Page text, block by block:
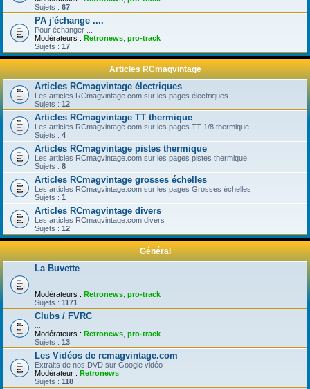
Sujets : 67
PA j'échange ....
Pour échanger ...
Modérateurs : Retronews, pro-track
Sujets : 17
Articles RCmagvintage
Articles RCmagvintage électriques
Les articles RCmagvintage.com sur les pages électriques
Sujets : 12
Articles RCmagvintage TT thermique
Les articles RCmagvintage.com sur les pages TT 1/8 thermique
Sujets : 4
Articles RCmagvintage pistes thermique
Les articles RCmagvintage.com sur les pages pistes thermique
Sujets : 8
Articles RCmagvintage grosses échelles
Les articles RCmagvintage.com sur les pages Grosses échelles
Sujets : 1
Articles RCmagvintage divers
Les articles RCmagvintage.com divers
Sujets : 12
Général
La Buvette
...
Modérateurs : Retronews, pro-track
Sujets : 1171
Clubs / FVRC
...
Modérateurs : Retronews, pro-track
Sujets : 13
Les Vidéos de rcmagvintage.com
Extraits de nos DVD sur Google vidéo
Modérateur : Retronews
Sujets : 118